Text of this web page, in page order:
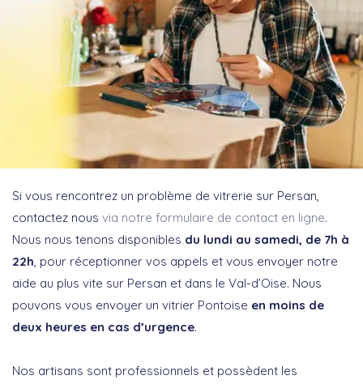
Si vous rencontrez un problème de vitrerie sur Persan,
contactez nous via notre formulaire de contact en ligne.
Nous nous tenons disponibles du lundi au samedi, de 7h à
22h, pour réceptionner vos appels et vous envoyer notre
aide au plus vite sur Persan et dans le Val-d’Oise. Nous
pouvons vous envoyer un vitrier Pontoise en moins de
deux heures en cas d’urgence.
Nos artisans sont professionnels et possèdent les